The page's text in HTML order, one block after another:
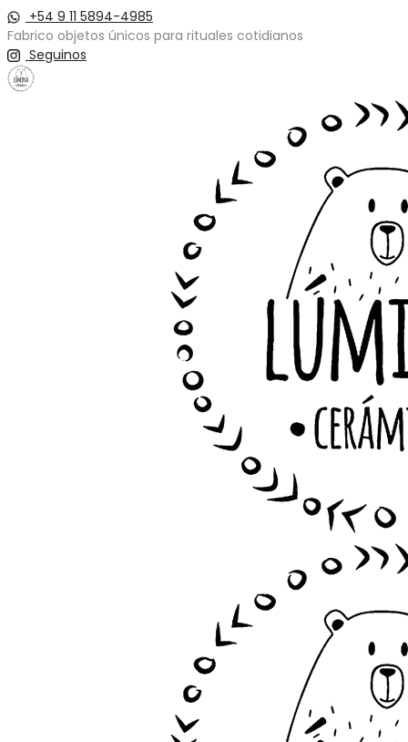
+54 9 11 5894-4985
Fabrico objetos únicos para rituales cotidianos
Seguinos